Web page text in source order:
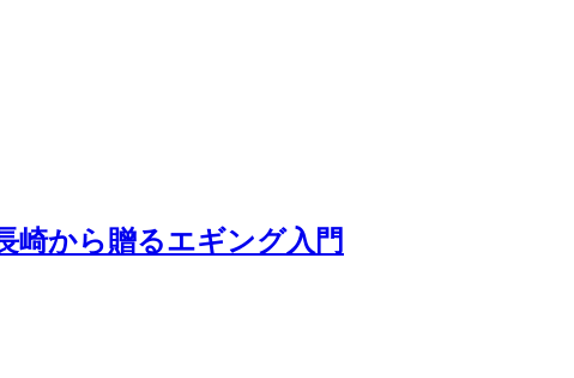
崎から贈るエギング入門